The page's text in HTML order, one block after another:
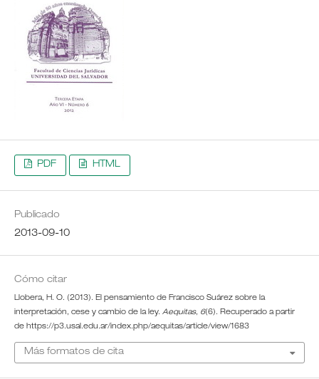
PDF HTML
Publicado
2013-09-10
Cómo citar
Llobera, H. O. (2013). El pensamiento de Francisco Suárez sobre la
interpretación, cese y cambio de la ley. Aequitas, 6(6). Recuperado a partir
de https://p3.usal.edu.ar/index.php/aequitas/article/view/1683
Más formatos de cita